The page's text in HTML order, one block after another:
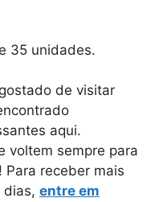
35 unidades.
de visitar
aqui.
voltem sempre para
Para receber mais
dias, entre em